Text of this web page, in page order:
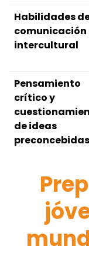
Habilidades
comunicación
intercultural
Pensamiento
crítico y
de ideas
preconcebidas